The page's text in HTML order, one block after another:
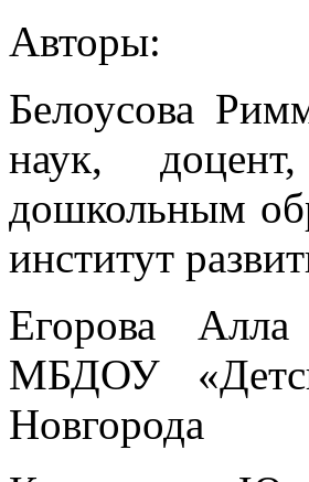
Авторы:
Белоусова
наук,
дошкольным
институт
Егорова
МБДОУ
Новгорода